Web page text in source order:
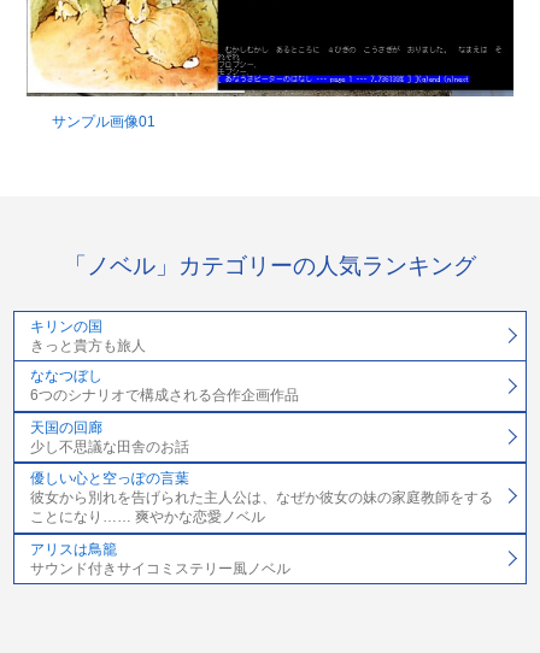
サンプル画像01
「ノベル」カテゴリーの人気ランキング
キリンの国
きっと貴方も旅人
ななつぼし
6つのシナリオで構成される合作企画作品
天国の回廊
少し不思議な田舎のお話
優しい心と空っぽの言葉
彼女から別れを告げられた主人公は、なぜか彼女の妹の家庭教師をする
ことになり…… 爽やかな恋愛ノベル
アリスは鳥籠
サウンド付きサイコミステリー風ノベル